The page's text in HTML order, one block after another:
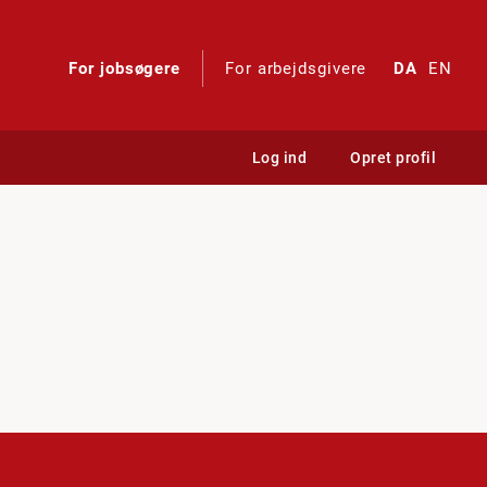
For jobsøgere For arbejdsgivere DA EN
Log ind Opret profil